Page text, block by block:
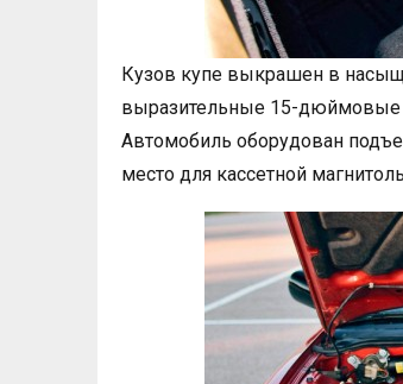
Кузов купе выкрашен в
выразительные 15-дюймовые
Автомобиль оборудован
место для кассетной